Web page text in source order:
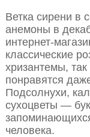
Ветка сирени в
анемоны в
интернет-
классические
хризантемы,
понравятся
Подсолнухи,
сухоцветы —
человека.